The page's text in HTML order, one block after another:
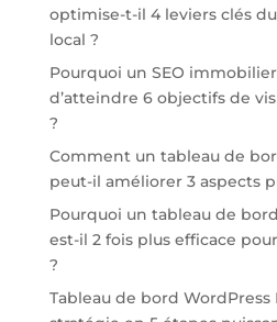
optimise-t-il 4 leviers clés
local ?
Pourquoi un SEO
d’atteindre 6 objectifs de
?
Comment un tableau de
peut-il améliorer 3 aspects
Pourquoi un tableau de
est-il 2 fois plus efficace
?
Tableau de bord WordPress